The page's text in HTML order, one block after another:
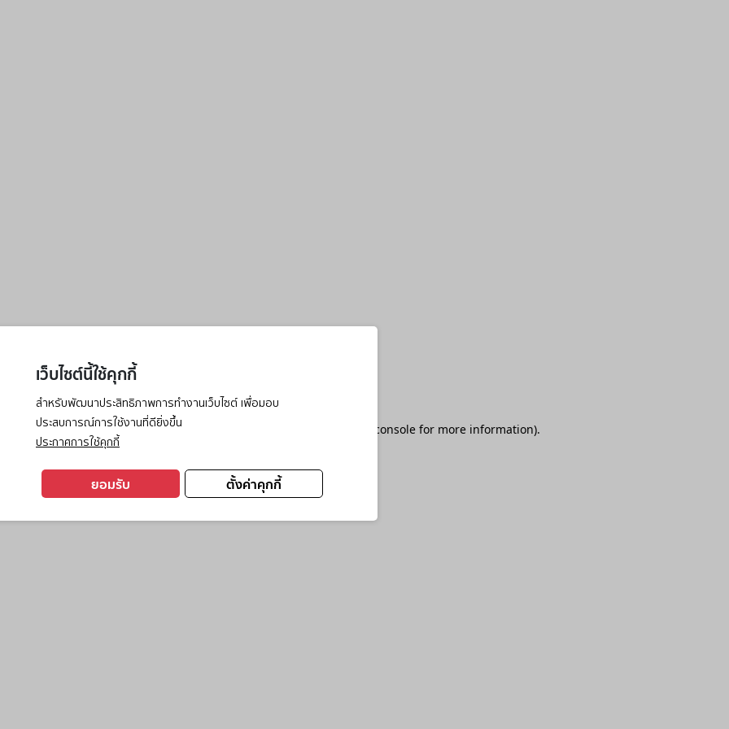
เว็บไซต์นี้ใช้คุกกี้
สำหรับพัฒนาประสิทธิภาพการทำงานเว็บไซต์ เพื่อมอบ
ประสบการณ์การใช้งานที่ดียิ่งขึ้น
ประกาศการใช้คุกกี้
ตั้งค่าคุกกี้
ยอมรับ
has occurred while loading browser console for more information).